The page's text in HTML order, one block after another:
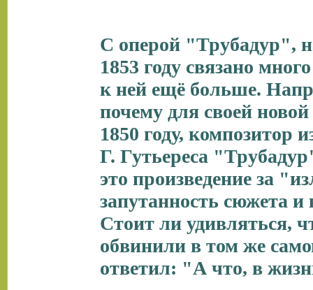
С оперой "Трубадур",
1853 году связано
к ней ещё больше.
почему для своей
1850 году, композитор
Г. Гутьереса
это произведение за
запутанность сюжета
Стоит ли удивляться,
обвинили в том же
ответил: "А что, в